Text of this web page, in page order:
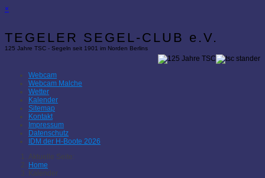
×
TEGELER SEGEL-CLUB e.V.
125 Jahre TSC - Segeln seit 1901 im Norden Berlins
Webcam
Webcam Malche
Wetter
Kalender
Sitemap
Kontakt
Impressum
Datenschutz
IDM der H-Boote 2026
Aktuelle Seite:
Home
Kalender